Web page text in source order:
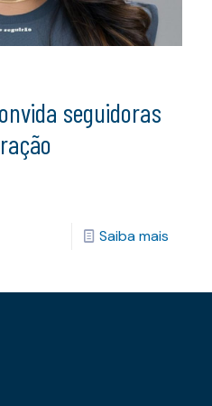
seguidoras
Saiba mais